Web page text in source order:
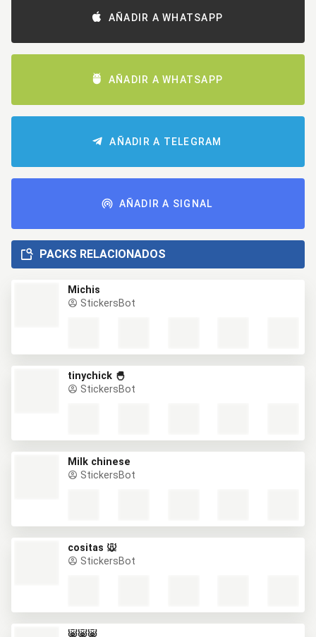
AÑADIR A WHATSAPP
AÑADIR A WHATSAPP
AÑADIR A TELEGRAM
AÑADIR A SIGNAL
PACKS RELACIONADOS
Michis
StickersBot
tinychick 🐣
StickersBot
Milk chinese
StickersBot
cositas 🐭
StickersBot
🐷🐷🐷